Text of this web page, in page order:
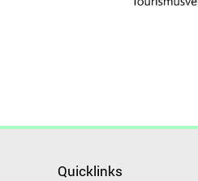
Quicklinks